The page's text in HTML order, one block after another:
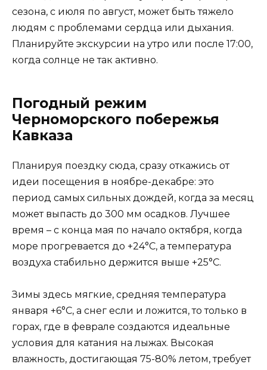
сезона, с июля по август, может быть тяжело
людям с проблемами сердца или дыхания.
Планируйте экскурсии на утро или после 17:00,
когда солнце не так активно.
Погодный режим
Черноморского побережья
Кавказа
Планируя поездку сюда, сразу откажись от
идеи посещения в ноябре-декабре: это
период самых сильных дождей, когда за месяц
может выпасть до 300 мм осадков. Лучшее
время – с конца мая по начало октября, когда
море прогревается до +24°C, а температура
воздуха стабильно держится выше +25°C.
Зимы здесь мягкие, средняя температура
января +6°C, а снег если и ложится, то только в
горах, где в феврале создаются идеальные
условия для катания на лыжах. Высокая
влажность, достигающая 75-80% летом, требует